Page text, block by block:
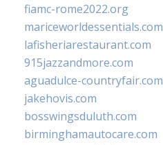
fiamc-rome2022.org
mariceworldessentials.com
lafisheriarestaurant.com
915jazzandmore.com
aguadulce-countryfair.com
jakehovis.com
bosswingsduluth.com
birminghamautocare.com